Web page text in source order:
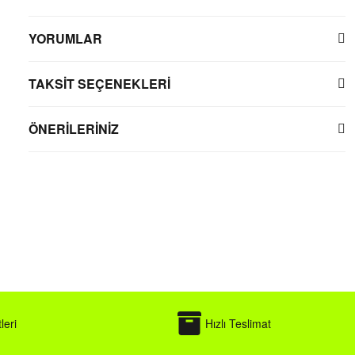
YORUMLAR
TAKSİT SEÇENEKLERİ
ÖNERİLERİNİZ
Hızlı Teslimat